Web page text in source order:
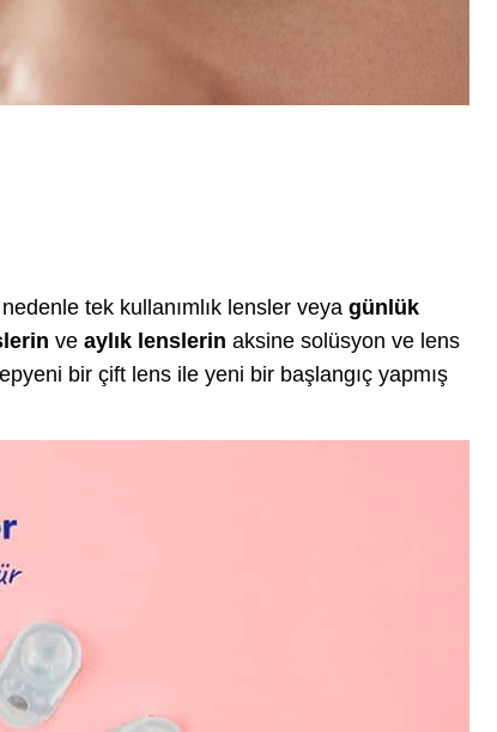
tek kullanımlık lensler veyagünlük
veaylık lenslerin aksine solüsyon ve lens
bir çift lens ile yeni bir başlangıç yapmış